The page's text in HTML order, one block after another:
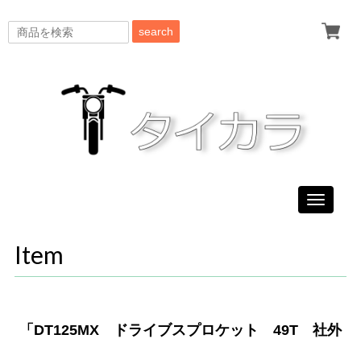
search
Toggle
Item
「DT125MX ドライブスプロケット 49T 社外